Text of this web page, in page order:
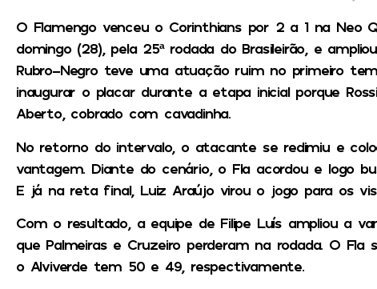
O Flamengo venceu o Corinthians por 2 a 1 na Neo
domingo (28), pela 25ª rodada do Brasileirão, e
Rubro-Negro teve uma atuação ruim no primeiro
inaugurar o placar durante a etapa inicial porque
Aberto, cobrado com cavadinha.
No retorno do intervalo, o atacante se redimiu e
vantagem. Diante do cenário, o Fla acordou e logo
E já na reta final, Luiz Araújo virou o jogo para os
Com o resultado, a equipe de Filipe Luís ampliou a
que Palmeiras e Cruzeiro perderam na rodada. O
o Alviverde tem 50 e 49, respectivamente.